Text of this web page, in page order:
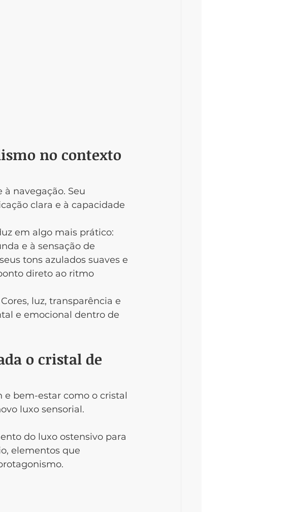
no contexto
navegação. Seu
clara e à capacidade
em algo mais prático:
e à sensação de
tons azulados suaves e
direto ao ritmo
Cores, luz, transparência e
e emocional dentro de
o cristal de
bem-estar como o cristal
luxo sensorial.
do luxo ostensivo para
elementos que